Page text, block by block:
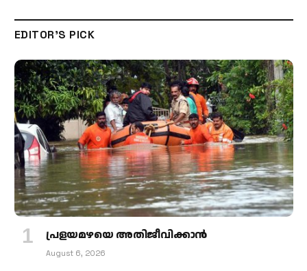
EDITOR'S PICK
പ്രളയമഴയെ അതിജീവിക്കാന്‍
August 6, 2026